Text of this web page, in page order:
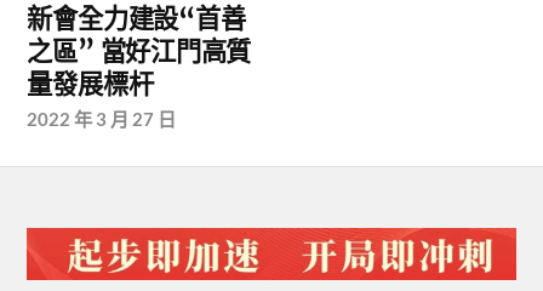
新會全力建設“首善
之區” 當好江門高質
量發展標杆
2022 年 3 月 27 日